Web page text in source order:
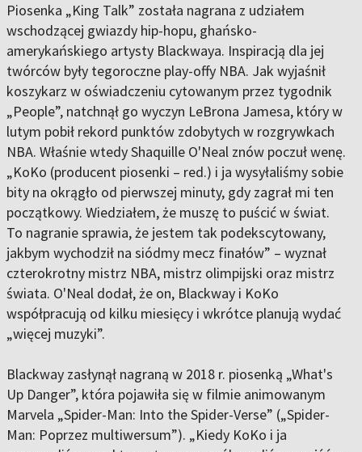
Piosenka „King Talk” została nagrana z udziałem
wschodzącej gwiazdy hip-hopu, ghańsko-
amerykańskiego artysty Blackwaya. Inspiracją dla jej
twórców były tegoroczne play-offy NBA. Jak wyjaśnił
koszykarz w oświadczeniu cytowanym przez tygodnik
„People”, natchnął go wyczyn LeBrona Jamesa, który w
lutym pobił rekord punktów zdobytych w rozgrywkach
NBA. Właśnie wtedy Shaquille O'Neal znów poczuł wenę.
„KoKo (producent piosenki – red.) i ja wysyłaliśmy sobie
bity na okrągło od pierwszej minuty, gdy zagrał mi ten
początkowy. Wiedziałem, że muszę to puścić w świat.
To nagranie sprawia, że jestem tak podekscytowany,
jakbym wychodził na siódmy mecz finałów” – wyznał
czterokrotny mistrz NBA, mistrz olimpijski oraz mistrz
świata. O'Neal dodał, że on, Blackway i KoKo
współpracują od kilku miesięcy i wkrótce planują wydać
„więcej muzyki”.
Blackway zasłynął nagraną w 2018 r. piosenką „What's
Up Danger”, która pojawiła się w filmie animowanym
Marvela „Spider-Man: Into the Spider-Verse” („Spider-
Man: Poprzez multiwersum”). „Kiedy KoKo i ja